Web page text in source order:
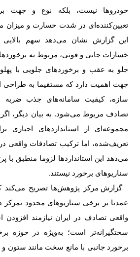
خودروها نیست، بلکه نوع و جهت
تعیین‌کننده‌ای در شدت خسارت و میزان
این گزارش نشان می‌دهد سهم بالایی
خسارات جانی و فوتی، مربوط به
جلو به عقب و برخوردهای جلویی با
جهت اهمیت دارد که مستقیما به طراحی
سازه، کیفیت سامانه‌های جذب ضربه
تصادف مربوط می‌شود. به بیان دیگر،
مجموعه‌ای از استانداردهای اجباری
تعریف‌شده، اما ترکیب تصادفات واقعی
می‌دهد این استانداردها لزوما منطبق با
سناریوهای برخورد نیستند.
گزارش مرکز پژوهش‌ها تصریح می‌کند
عمدتا بر برخی سناریوهای محدود تمرکز
واقعی تصادف در ایران نیازمند افزودن
سختگیرانه‌تر است؛ به‌ویژه در حوزه
برخورد جانبی با مانع سخت مانند ستون و